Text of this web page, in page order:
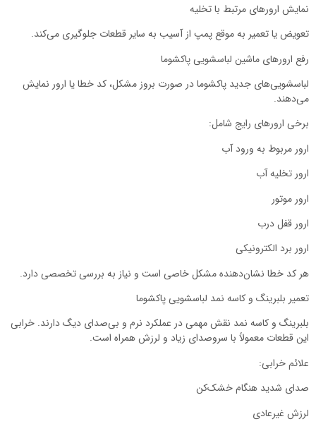
نمایش ارورهای مرتبط با تخلیه
تعویض یا تعمیر به موقع پمپ از آسیب به سایر قطعات جلوگیری می‌کند.
رفع ارورهای ماشین لباسشویی پاکشوما
لباسشویی‌های جدید پاکشوما در صورت بروز مشکل، کد خطا یا ارور نمایش
می‌دهند.
برخی ارورهای رایج شامل:
ارور مربوط به ورود آب
ارور تخلیه آب
ارور موتور
ارور قفل درب
ارور برد الکترونیکی
هر کد خطا نشان‌دهنده مشکل خاصی است و نیاز به بررسی تخصصی دارد.
تعمیر بلبرینگ و کاسه نمد لباسشویی پاکشوما
بلبرینگ و کاسه نمد نقش مهمی در عملکرد نرم و بی‌صدای دیگ دارند. خرابی
این قطعات معمولاً با سروصدای زیاد و لرزش همراه است.
علائم خرابی:
صدای شدید هنگام خشک‌کن
لرزش غیرعادی